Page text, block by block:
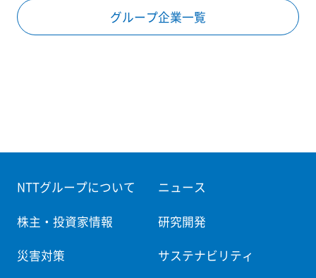
グループ企業一覧
NTTグループについて ニュース
株主・投資家情報 研究開発
災害対策 サステナビリティ